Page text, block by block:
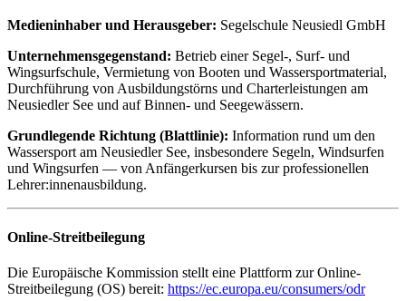
Medieninhaber und Herausgeber: Segelschule Neusiedl GmbH
Unternehmensgegenstand: Betrieb einer Segel-, Surf- und
Wingsurfschule, Vermietung von Booten und Wassersportmaterial,
Durchführung von Ausbildungstörns und Charterleistungen am
Neusiedler See und auf Binnen- und Seegewässern.
Grundlegende Richtung (Blattlinie): Information rund um den
Wassersport am Neusiedler See, insbesondere Segeln, Windsurfen
und Wingsurfen — von Anfängerkursen bis zur professionellen
Lehrer:innenausbildung.
Online-Streitbeilegung
Die Europäische Kommission stellt eine Plattform zur Online-
Streitbeilegung (OS) bereit: https://ec.europa.eu/consumers/odr